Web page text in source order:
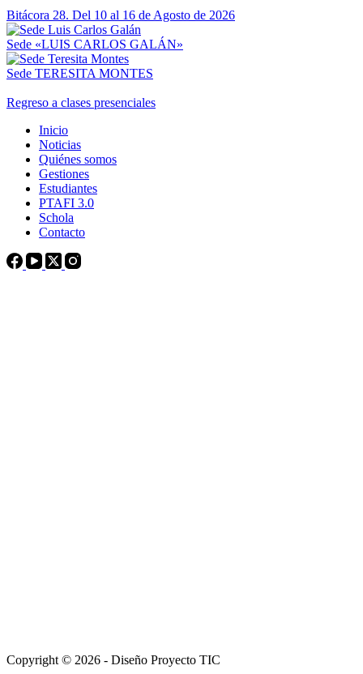
Bitácora 28. Del 10 al 16 de Agosto de 2026
Sede «LUIS CARLOS GALÁN»
Sede TERESITA MONTES
Regreso a clases presenciales
Inicio
Noticias
Quiénes somos
Gestiones
Estudiantes
PTAFI 3.0
Schola
Contacto
Copyright © 2026 - Diseño Proyecto TIC